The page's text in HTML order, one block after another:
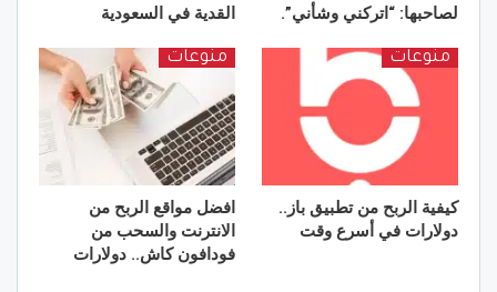
لصاحبها: “اتركني وشأني”.
القدية في السعودية
منوعات
كيفية الربح من تطبيق باز..
دولارات في أسرع وقت
منوعات
افضل مواقع الربح من
الانترنت والسحب من
فودافون كاش.. دولارات